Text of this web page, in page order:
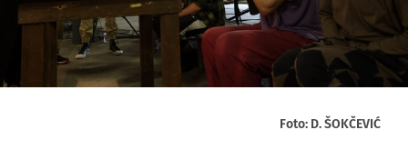
Foto: D. ŠOKČEVIĆ